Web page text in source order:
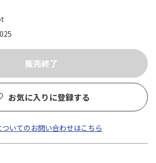
お気に入りに登録する
ついてのお問い合わせはこちら